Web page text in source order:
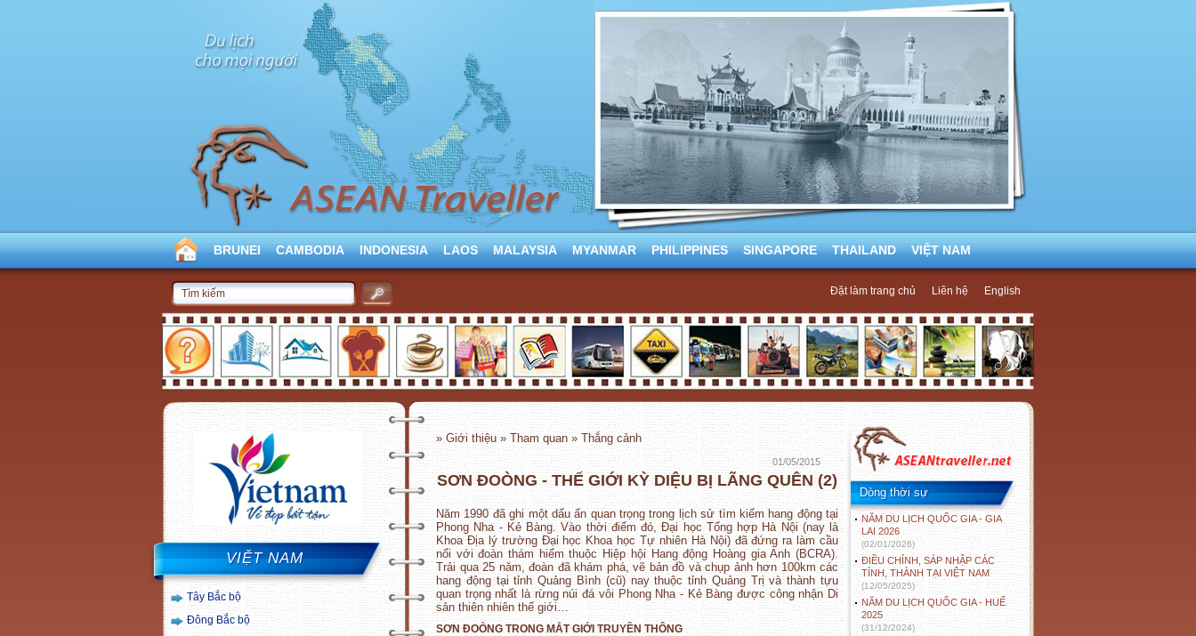
BRUNEI CAMBODIA INDONESIA LAOS MALAYSIA MYANMAR PHILIPPINES SINGAPORE THAILAND VIỆT NAM
Đặt làm trang chủ Liên hệ English
VIỆT NAM
Tây Bắc bộ
Đông Bắc bộ
» Giới thiệu » Tham quan » Thắng cảnh
01/05/2015
SƠN ĐOÒNG - THẾ GIỚI KỲ DIỆU BỊ LÃNG QUÊN (2)
Năm 1990 đã ghi một dấu ấn quan trọng trong lịch sử tìm kiếm hang động tại
Phong Nha - Kẻ Bàng. Vào thời điểm đó, Đại học Tổng hợp Hà Nội (nay là
Khoa Địa lý trường Đại học Khoa học Tự nhiên Hà Nội) đã đứng ra làm cầu
nối với đoàn thám hiểm thuộc Hiệp hội Hang động Hoàng gia Anh (BCRA).
Trải qua 25 năm, đoàn đã khám phá, vẽ bản đồ và chụp ảnh hơn 100km các
hang động tại tỉnh Quảng Bình (cũ) nay thuộc tỉnh Quảng Trị và thành tựu
quan trọng nhất là rừng núi đá vôi Phong Nha - Kẻ Bàng được công nhận Di
sản thiên nhiên thế giới…
SƠN ĐOÒNG TRONG MẮT GIỚI TRUYỀN THÔNG
Dòng thời sự
NĂM DU LỊCH QUỐC GIA - GIA
LAI 2026
(02/01/2026)
ĐIỀU CHỈNH, SÁP NHẬP CÁC
TỈNH, THÀNH TẠI VIỆT NAM
(12/05/2025)
NĂM DU LỊCH QUỐC GIA - HUẾ
2025
(31/12/2024)